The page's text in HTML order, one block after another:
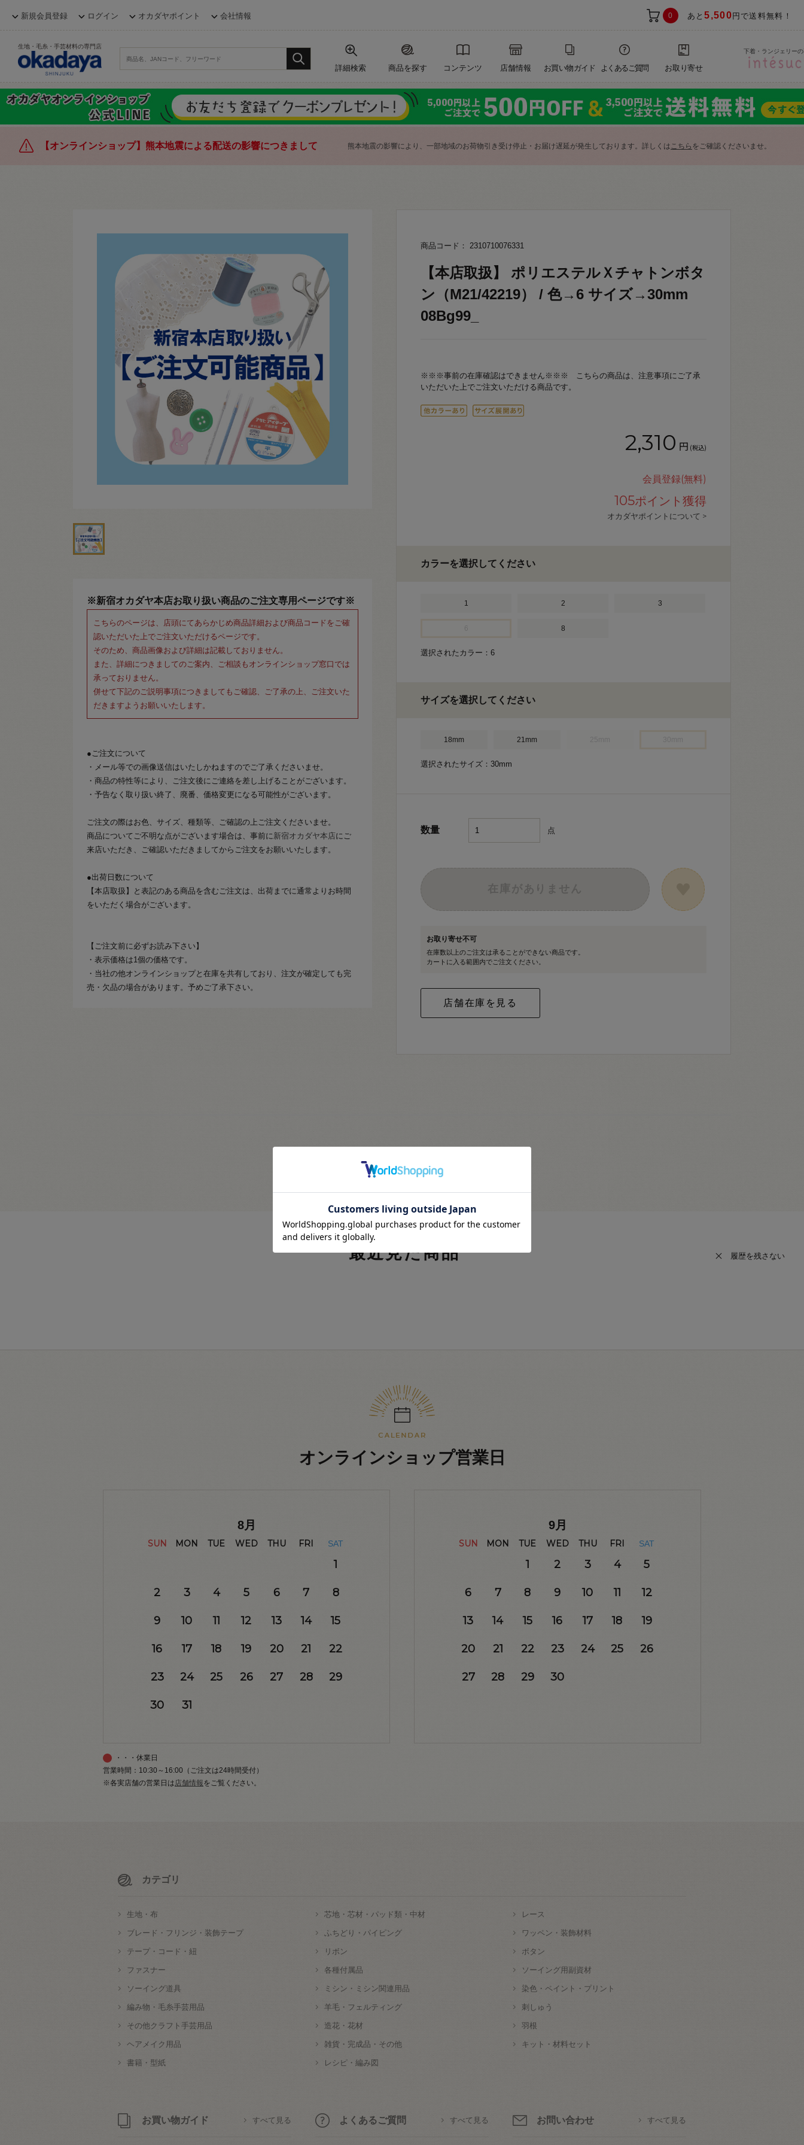
新規会員登録 ログイン オカダヤポイント 会社情報 0 あと5,500 円で送料無料！
生地・毛糸・手芸材料の専門店
詳細検索 商品を探す コンテンツ 店舗情報 お買い物ガイド よくあるご質問 お取り寄せ
下着・ランジェリー
【オンラインショップ】熊本地震による配送の影響につきまして 熊本地震の影響により、一部地域のお荷物引き受け停止・お届け遅延が発生しております。詳しくはこちら をご確認くださいませ。
※新宿オカダヤ本店お取り扱い商品のご注文専用ページです※
こちらのページは、店頭にてあらかじめ商品詳細および商品コードをご確
認いただいた上でご注文いただけるページです。
そのため、商品画像および詳細は記載しておりません。
また、詳細につきましてのご案内、ご相談もオンラインショップ窓口では
承っておりません。
併せて下記のご説明事項につきましてもご確認、ご了承の上、ご注文いた
だきますようお願いいたします。
●ご注文について
・メール等での画像送信はいたしかねますのでご了承くださいませ。
・商品の特性等により、ご注文後にご連絡を差し上げることがございます。
・予告なく取り扱い終了、廃番、価格変更になる可能性がございます。
ご注文の際はお色、サイズ、種類等、ご確認の上ご注文くださいませ。
商品についてご不明な点がございます場合は、事前に 新宿オカダヤ本店にご
来店いただき、ご確認いただきましてからご注文をお願いいたします。
●出荷日数について
【本店取扱】と表記のある商品を含むご注文は、出荷までに通常よりお時間
をいただく場合がございます。
【ご注文前に必ずお読み下さい】
・表示価格は1個の価格です。
・当社の他オンラインショップと在庫を共有しており、注文が確定しても完
売・欠品の場合があります。予めご了承下さい。
商品コード： 2310710076331
【本店取扱】 ポリエステルＸチャトンボタ
ン（M21/42219） / 色→6 サイズ→30mm
08Bg99_
※※※事前の在庫確認はできません※※※ こちらの商品は、注意事項にご了承
いただいた上でご注文いただける商品です。
2,310 円 (税込)
会員登録(無料)
105ポイント獲得
オカダヤポイントについて >
カラーを選択してください
1 2 3
8
選択されたカラー：6
サイズを選択してください
18mm 21mm
選択されたサイズ：30mm
数量 点
お取り寄せ不可
在庫数以上のご注文は承ることができない商品です。
カートに入る範囲内でご注文ください。
最近見た商品 履歴を残さない
オンラインショップ営業日
8月
SUN MON TUE WED THU FRI SAT
1
2 3 4 5 6 7 8
9 10 11 12 13 14 15
16 17 18 19 20 21 22
23 24 25 26 27 28 29
30 31
9月
SUN MON TUE WED THU FRI SAT
1 2 3 4 5
6 7 8 9 10 11 12
13 14 15 16 17 18 19
20 21 22 23 24 25 26
27 28 29 30
・・・休業日
営業時間：10:30～16:00（ご注文は24時間受付）
※各実店舗の営業日は店舗情報をご覧ください。
カテゴリ
生地・布 芯地・芯材・パッド類・中材 レース
ブレード・フリンジ・装飾テープ ふちどり・パイピング ワッペン・装飾材料
テープ・コード・紐 リボン ボタン
ファスナー 各種付属品 ソーイング用副資材
ソーイング道具 ミシン・ミシン関連用品 染色・ペイント・プリント
編み物・毛糸手芸用品 羊毛・フェルティング 刺しゅう
その他クラフト手芸用品 造花・花材 羽根
ヘアメイク用品 雑貨・完成品・その他 キット・材料セット
書籍・型紙 レシピ・編み図
お買い物ガイド すべて見る よくあるご質問 すべて見る お問い合わせ すべて見る